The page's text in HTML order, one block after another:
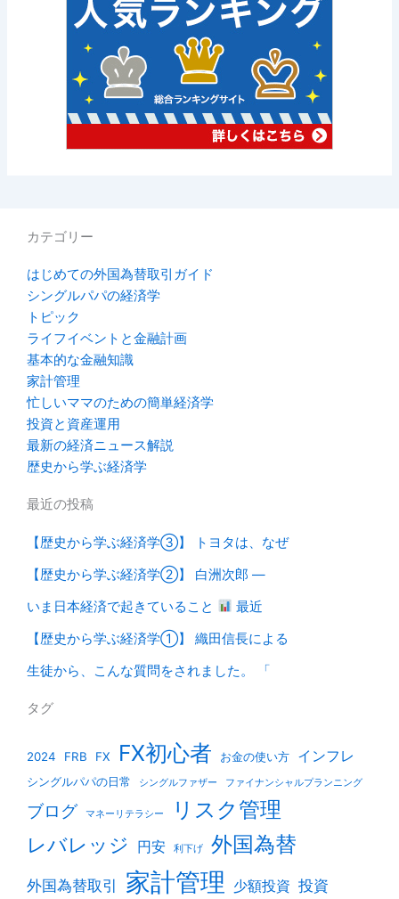
カテゴリー
はじめての外国為替取引ガイド
シングルパパの経済学
トピック
ライフイベントと金融計画
基本的な金融知識
家計管理
忙しいママのための簡単経済学
投資と資産運用
最新の経済ニュース解説
歴史から学ぶ経済学
最近の投稿
【歴史から学ぶ経済学③】 トヨタは、なぜ
【歴史から学ぶ経済学②】 白洲次郎 ―
いま日本経済で起きていること
最近
【歴史から学ぶ経済学①】 織田信長による
生徒から、こんな質問をされました。 「
タグ
2024 FRB FX FX初心者 お金の使い方 インフレ
シングルパパの日常 シングルファザー ファイナンシャルプランニング
ブログ マネーリテラシー リスク管理
レバレッジ 円安 利下げ 外国為替
外国為替取引 家計管理 少額投資 投資